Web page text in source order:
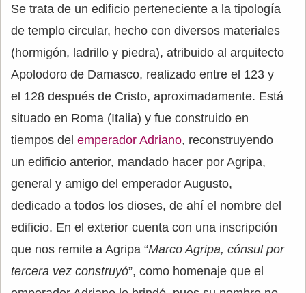
Se trata de un edificio perteneciente a la tipología
de templo circular, hecho con diversos materiales
(hormigón, ladrillo y piedra), atribuido al arquitecto
Apolodoro de Damasco, realizado entre el 123 y
el 128 después de Cristo, aproximadamente. Está
situado en Roma (Italia) y fue construido en
tiempos del emperador Adriano, reconstruyendo
un edificio anterior, mandado hacer por Agripa,
general y amigo del emperador Augusto,
dedicado a todos los dioses, de ahí el nombre del
edificio. En el exterior cuenta con una inscripción
que nos remite a Agripa “Marco Agripa, cónsul por
tercera vez construyó”, como homenaje que el